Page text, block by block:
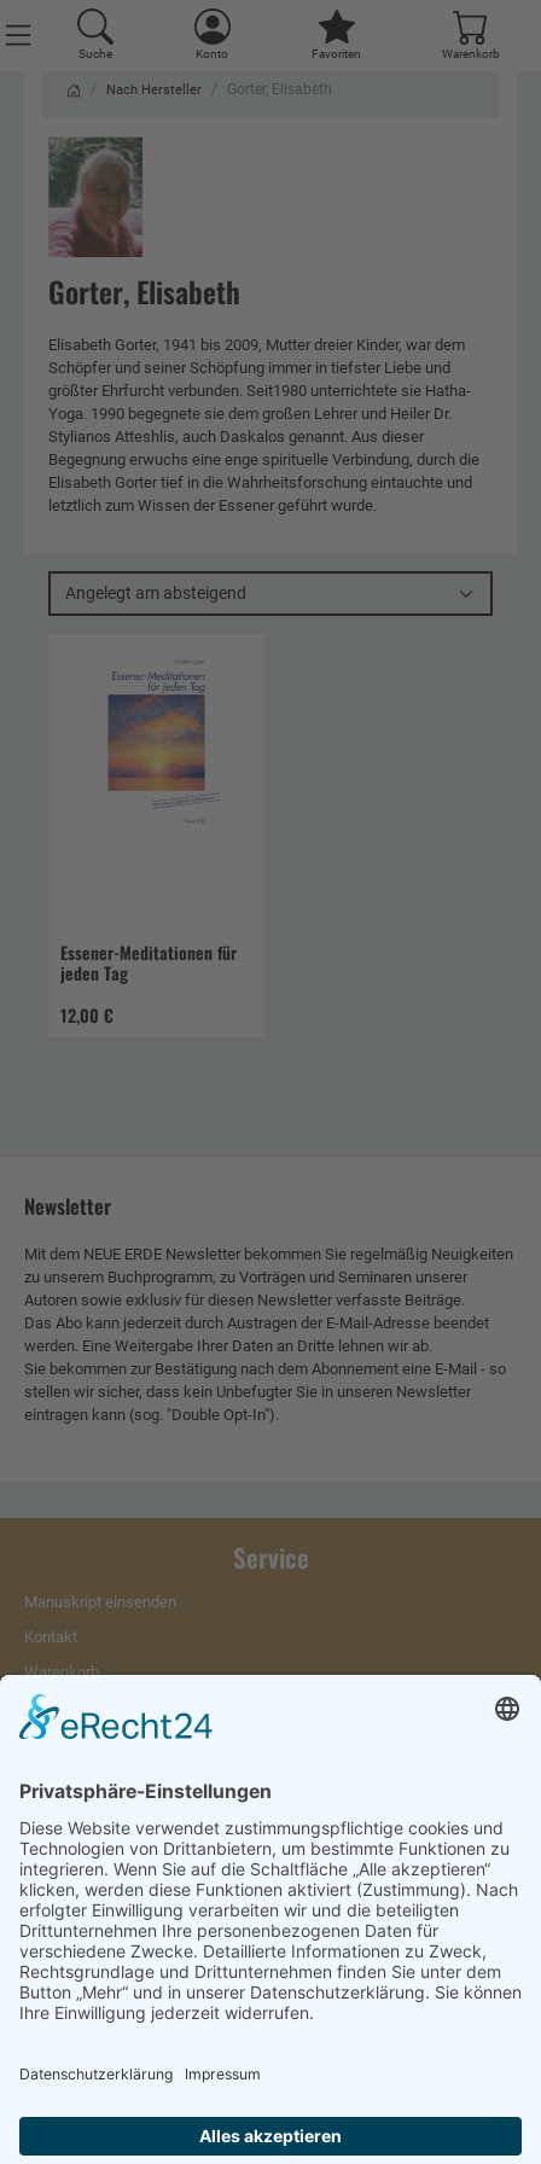
Suche Konto Favoriten Warenkorb
Nach Hersteller Gorter, Elisabeth
Gorter, Elisabeth
Elisabeth Gorter, 1941 bis 2009, Mutter dreier Kinder, war dem
Schöpfer und seiner Schöpfung immer in tiefster Liebe und
größter Ehrfurcht verbunden. Seit1980 unterrichtete sie Hatha-
Yoga. 1990 begegnete sie dem großen Lehrer und Heiler Dr.
Stylianos Atteshlis, auch Daskalos genannt. Aus dieser
Begegnung erwuchs eine enge spirituelle Verbindung, durch die
Elisabeth Gorter tief in die Wahrheitsforschung eintauchte und
letztlich zum Wissen der Essener geführt wurde.
Angelegt am absteigend
Essener-Meditationen für
jeden Tag
12,00 €
Newsletter
Mit dem NEUE ERDE Newsletter bekommen Sie regelmäßig Neuigkeiten
zu unserem Buchprogramm, zu Vorträgen und Seminaren unserer
Autoren sowie exklusiv für diesen Newsletter verfasste Beiträge.
Das Abo kann jederzeit durch Austragen der E-Mail-Adresse beendet
werden. Eine Weitergabe Ihrer Daten an Dritte lehnen wir ab.
Sie bekommen zur Bestätigung nach dem Abonnement eine E-Mail - so
stellen wir sicher, dass kein Unbefugter Sie in unseren Newsletter
eintragen kann (sog. "Double Opt-In").
Service
Manuskript einsenden
Kontakt
Warenkorb
Konto
Merkzettel
Vertrag widerrufen
Informationen
Impressum & Disclaimer
AGB und Widerrufsrecht
Verpackung und Versand